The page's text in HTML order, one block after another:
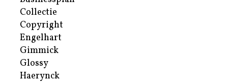
Collectie
Copyright
Engelhart
Gimmick
Glossy
Haerynck